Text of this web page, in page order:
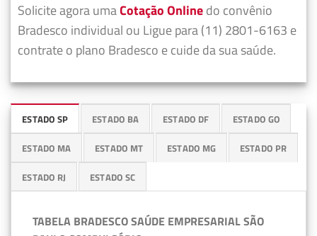
Solicite agora umaCotação Onlinedo convênio
Bradesco individual ou Ligue para (11) 2801-6163 e
contrate o plano Bradesco e cuide da sua saúde.
ESTADO SP ESTADO BA ESTADO DF ESTADO GO
ESTADO MA ESTADO MT ESTADO MG ESTADO PR
ESTADO RJ ESTADO SC
TABELA BRADESCO SAÚDE EMPRESARIAL SÃO